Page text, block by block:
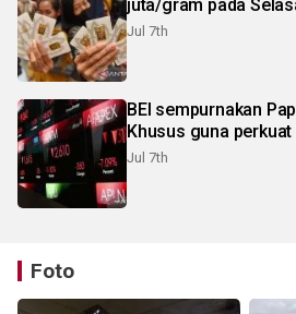
juta/gram pada
Jul 7th
BEI sempurnakan
Khusus guna
Jul 7th
Foto